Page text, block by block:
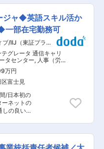
の中小企業
定的に案
産業局と九
共催セミナ
度において
の解決に向
事業、人事
な提案をし
当分けでは
ます。その
業再生・
を通してス
務分析や
課題を抽
。次にそ
をして数
きます。
あげるとこ
鋭のチー
が可能で
ジャ◆英語スキル活か
部在宅勤務可
/IIJ（東証プライ
グレータ 通信キャリ
タセンター, 人事（労
組織・人事コンサルタ
万円
富士見
/日本初の
ーネットの
の良い社
バル人事チ
ント・リ